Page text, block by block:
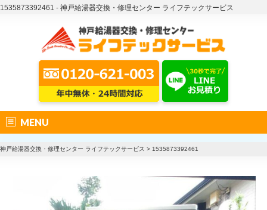
1535873392461 - 神戸給湯器交換・修理センター ライフテックサービス
MENU
神戸給湯器交換・修理センター ライフテックサービス > 1535873392461